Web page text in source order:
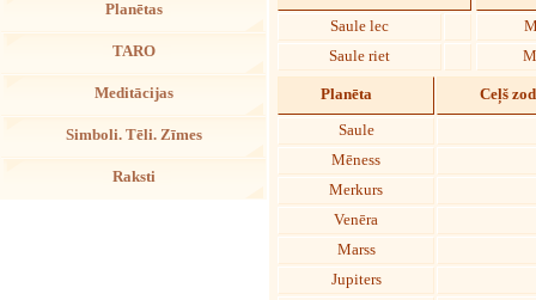
Planētas
TARO
Meditācijas
Simboli. Tēli. Zīmes
Raksti
Saule lec
Saule riet
Planēta Ceļš
Saule
Mēness
Merkurs
Venēra
Marss
Jupiters